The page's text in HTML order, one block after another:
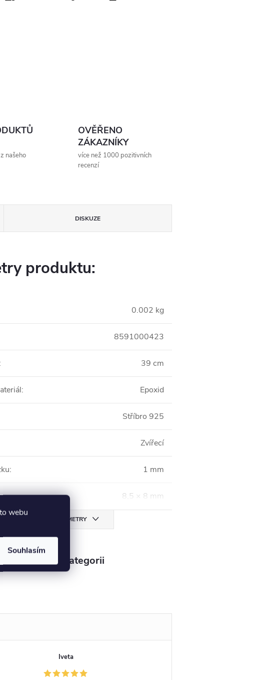
webu
Souhlasím
našeho
OVĚŘENO
ZÁKAZNÍKY
více než 1000 pozitivních
recenzí
DISKUZE
produktu:
0.002 kg
8591000423
: 39 cm
: Epoxid
Stříbro 925
Zvířecí
: 1 mm
8,5 × 8 mm
VŠECHNY PARAMETRY
v této kategorii
Iveta